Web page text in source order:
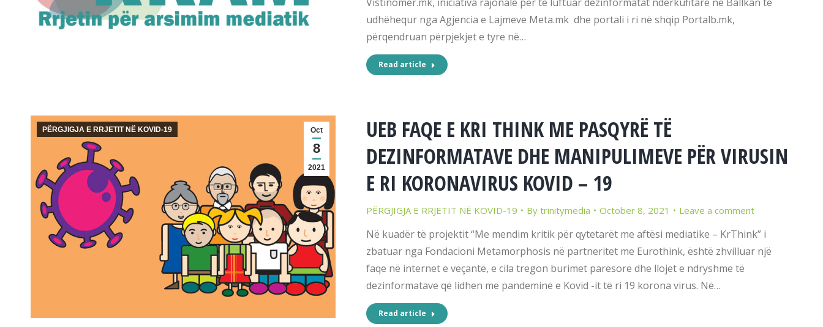
udhëhequr nga Agjencia e Lajmeve Meta.mk dhe portali i ri në shqip Portalb.mk,
përqendruan përpjekjet e tyre në…
Read article
Oct
8
2021
PËRGJIGJA E RRJETIT NË KOVID-19
UEB FAQE E KRI THINK ME PASQYRË TË
DEZINFORMATAVE DHE MANIPULIMEVE PËR VIRUSIN
E RI KORONAVIRUS KOVID – 19
PËRGJIGJA E RRJETIT NË KOVID-19 By trinitymedia October 8, 2021 Leave a comment
Në kuadër të projektit “Me mendim kritik për qytetarët me aftësi mediatike – KrThink” i
zbatuar nga Fondacioni Metamorphosis në partneritet me Eurothink, është zhvilluar një
faqe në internet e veçantë, e cila tregon burimet parësore dhe llojet e ndryshme të
dezinformatave që lidhen me pandeminë e Kovid -it të ri 19 korona virus. Në…
Read article